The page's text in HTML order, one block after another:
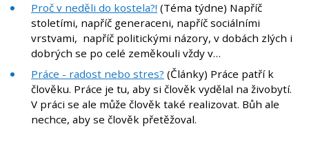
Proč v neděli do kostela?! (Téma týdne) Napříč
stoletími, napříč generaceni, napříč sociálními
vrstvami, napříč politickými názory, v dobách zlých i
dobrých se po celé zeměkouli vždy v…
Práce - radost nebo stres? (Články) Práce patří k
člověku. Práce je tu, aby si člověk vydělal na živobytí.
V práci se ale může člověk také realizovat. Bůh ale
nechce, aby se člověk přetěžoval.